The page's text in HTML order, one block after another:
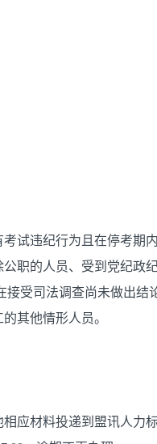
试违纪行为且在停考期
职的人员、受到党纪政
受司法调查尚未做出结
其他情形人员。
应材料投递到盟讯人力标